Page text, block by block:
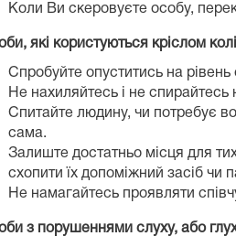
Коли Ви скеровуєте особу,
які користуються кріслом
Спробуйте опуститись на рівень
Не нахиляйтесь і не спирайтесь
Спитайте людину, чи потребує
сама.
Залиште достатньо місця для
схопити їх допоміжний засіб чи
Не намагайтесь проявляти
з порушеннями слуху, або